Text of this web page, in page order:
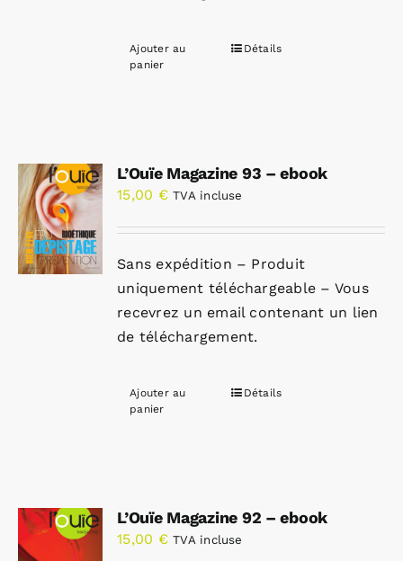
Ajouter au
panier
Détails
L’Ouïe Magazine 93 – ebook
15,00 € TVA incluse
Sans expédition – Produit
uniquement téléchargeable – Vous
recevrez un email contenant un lien
de téléchargement.
Ajouter au
panier
Détails
L’Ouïe Magazine 92 – ebook
15,00 € TVA incluse